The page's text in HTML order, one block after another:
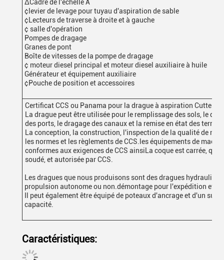
∆Cadre de l'échelle A
¢levier de levage pour tuyau d'aspiration de sable
¢Lecteurs de traverse à droite et à gauche
¢ salle d'opération
Pompes de dragage
Granes de pont
Boîte de vitesses de la pompe de dragage
¢ moteur diesel principal et moteur diesel auxiliaire à huile
Générateur et équipement auxiliaire
¢Pouche de position et accessoires
Certificat CCS ou Panama pour la drague à aspiration Cutter
La drague peut être utilisée pour le remplissage des sols, le
des ports, le dragage des canaux et la remise en état des terres.
La conception, la construction, l'inspection de la qualité de
les normes et les règlements de CCS.les équipements de
conformes aux exigences de CCS ainsiLa coque est carrée,
soudé, et autorisée par CCS.
Les dragues que nous produisons sont des dragues
propulsion autonome ou non.démontage pour l'expédition et
Il peut également être équipé de poteaux d'ancrage et d'un
capacité.
Caractéristiques: